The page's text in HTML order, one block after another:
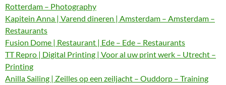
Rotterdam – Photography
Kapitein Anna | Varend dineren | Amsterdam – Amsterdam –
Restaurants
Fusion Dome | Restaurant | Ede – Ede – Restaurants
TT Repro | Digital Printing | Voor al uw print werk – Utrecht –
Printing
Anilla Sailing | Zeilles op een zeiljacht – Ouddorp – Training